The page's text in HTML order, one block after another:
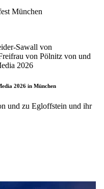
München
2026 in München
und zu Egloffstein und ihr